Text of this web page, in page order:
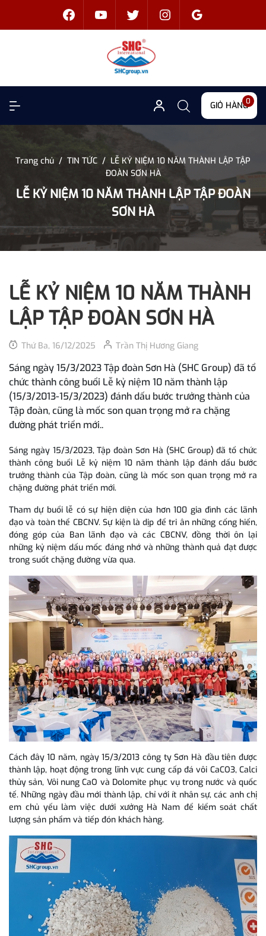
GIỎ HÀNG0
Trang chủ / TIN TỨC / LỄ KỶ NIỆM 10 NĂM THÀNH LẬP TẬP
ĐOÀN SƠN HÀ
LỄ KỶ NIỆM 10 NĂM THÀNH LẬP TẬP ĐOÀN
SƠN HÀ
LỄ KỶ NIỆM 10 NĂM THÀNH
LẬP TẬP ĐOÀN SƠN HÀ
Thứ Ba, 16/12/2025 Trần Thị Hương Giang
Sáng ngày 15/3/2023 Tập đoàn Sơn Hà (SHC Group) đã tổ
chức thành công buổi Lễ kỷ niệm 10 năm thành lập
(15/3/2013-15/3/2023) đánh dấu bước trưởng thành của
Tập đoàn, cũng là mốc son quan trọng mở ra chặng
đường phát triển mới..
Sáng ngày 15/3/2023, Tập đoàn Sơn Hà (SHC Group) đã tổ chức
thành công buổi Lễ kỷ niệm 10 năm thành lập đánh dấu bước
trưởng thành của Tập đoàn, cũng là mốc son quan trọng mở ra
chặng đường phát triển mới.
Tham dự buổi lễ có sự hiện diện của hơn 100 gia đình các lãnh
đạo và toàn thể CBCNV. Sự kiện là dịp để tri ân những cống hiến,
đóng góp của Ban lãnh đạo và các CBCNV, đồng thời ôn lại
những kỷ niệm dấu mốc đáng nhớ và những thành quả đạt được
trong suốt chặng đường vừa qua.
Cách đây 10 năm, ngày 15/3/2013 công ty Sơn Hà đầu tiên được
thành lập, hoạt động trong lĩnh vực cung cấp đá vôi CaCO3, Calci
thủy sản, Vôi nung CaO và Dolomite phục vụ trong nước và quốc
tế. Những ngày đầu mới thành lập, chỉ với ít nhân sự, các anh chị
em chủ yếu làm việc dưới xưởng Hà Nam để kiểm soát chất
lượng sản phẩm và tiếp đón khách hàng.